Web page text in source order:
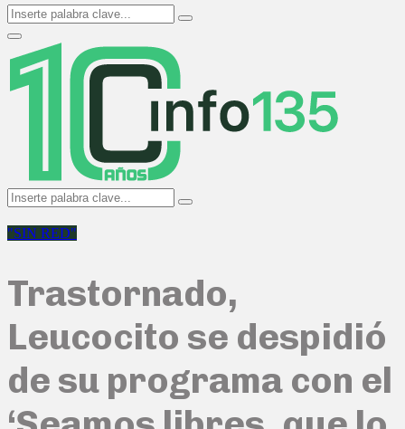
Search
for:
Search
Primary
Menu
Search
for:
Search
"SIN RED"
Trastornado,
Leucocito se despidió
de su programa con el